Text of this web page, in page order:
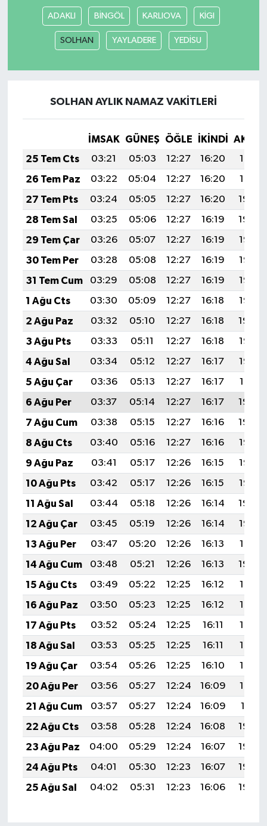
ADAKLI BİNGÖL KARLIOVA KİGI
SOLHAN YAYLADERE YEDİSU
SOLHAN AYLIK NAMAZ VAKITLERI
İMSAK GÜNEŞ ÖĞLE İKINDI
25 Tem Cts
03:21 05:03 12:27 16:20
19:41
26 Tem Paz
03:22 05:04 12:27 16:20
19:41
27 Tem Pts
03:24 05:05 12:27 16:20
19:40
28 Tem Sal
03:25 05:06 12:27 16:19
19:39
29 Tem Çar
03:26 05:07 12:27 16:19
19:38
30 Tem Per
03:28 05:08 12:27 16:19
19:37
31 Tem Cum
03:29 05:08 12:27 16:19
19:36
1 Ağu Cts
03:30 05:09 12:27 16:18
19:35
2 Ağu Paz
03:32 05:10 12:27 16:18
19:34
3 Ağu Pts
03:33 05:11 12:27 16:18
19:33
4 Ağu Sal
03:34 05:12 12:27 16:17
19:32
5 Ağu Çar
03:36 05:13 12:27 16:17
19:31
6 Ağu Per
03:37 05:14 12:27 16:17
19:30
7 Ağu Cum
03:38 05:15 12:27 16:16
19:29
8 Ağu Cts
03:40 05:16 12:27 16:16
19:27
9 Ağu Paz
03:41 05:17 12:26 16:15
19:26
10 Ağu Pts
03:42 05:17 12:26 16:15
19:25
11 Ağu Sal
03:44 05:18 12:26 16:14
19:24
12 Ağu Çar
03:45 05:19 12:26 16:14
19:23
13 Ağu Per
03:47 05:20 12:26 16:13
19:21
14 Ağu Cum
03:48 05:21 12:26 16:13
19:20
15 Ağu Cts
03:49 05:22 12:25 16:12
19:19
16 Ağu Paz
03:50 05:23 12:25 16:12
19:18
17 Ağu Pts
03:52 05:24 12:25 16:11
19:16
18 Ağu Sal
03:53 05:25 12:25 16:11
19:15
19 Ağu Çar
03:54 05:26 12:25 16:10
19:14
20 Ağu Per
03:56 05:27 12:24 16:09
19:12
21 Ağu Cum
03:57 05:27 12:24 16:09
19:11
22 Ağu Cts
03:58 05:28 12:24 16:08
19:09
23 Ağu Paz
04:00 05:29 12:24 16:07
19:08
24 Ağu Pts
04:01 05:30 12:23 16:07
19:06
25 Ağu Sal
04:02 05:31 12:23 16:06 19:05